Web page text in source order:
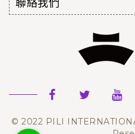
聯絡我們
© 2022 PILI